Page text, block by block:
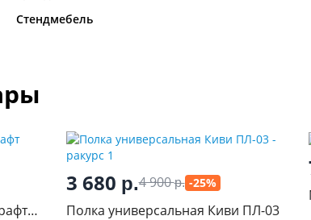
Стендмебель
3 680 р.4 900р. -25%
Полка универсальная Киви ПЛ-03